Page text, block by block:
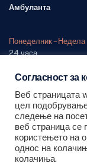
Амбуланта
Понеделник – Недела
24 часа
Одделение (дежурна
Сите права се
Согласност за
Веб страницата
цел
следење на
веб страница се
користењето на
однос на
колачиња.